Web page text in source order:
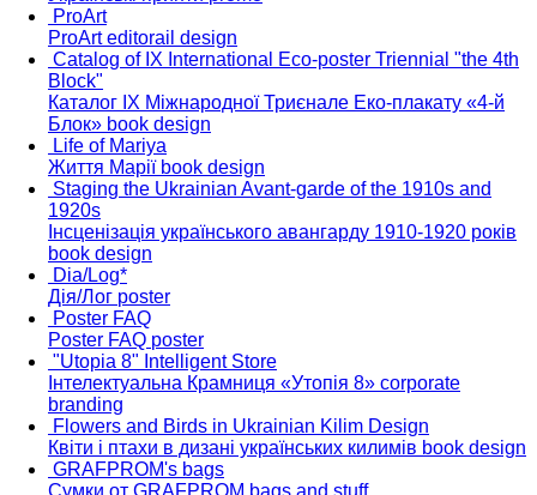
ProArt
ProArteditorail design
Catalog of IX International Eco-poster Triennial "the 4th
Block"
Каталог ІХ Міжнародної Триєнале Еко-плакату «4-й
Блок» book design
Life of Mariya
Життя Марії book design
Staging the Ukrainian Avant-garde of the 1910s and
1920s
Інсценізація українського авангарду 1910-1920 років
book design
Dia/Log*
Дія/Лог poster
Poster FAQ
Poster FAQ poster
"Utopia 8" Intelligent Store
Інтелектуальна Крамниця «Утопія 8» corporate
branding
Flowers and Birds in Ukrainian Kilim Design
Квіти і птахи в дизані українських килимів book design
GRAFPROM's bags
Сумки от GRAFPROM bags and stuff